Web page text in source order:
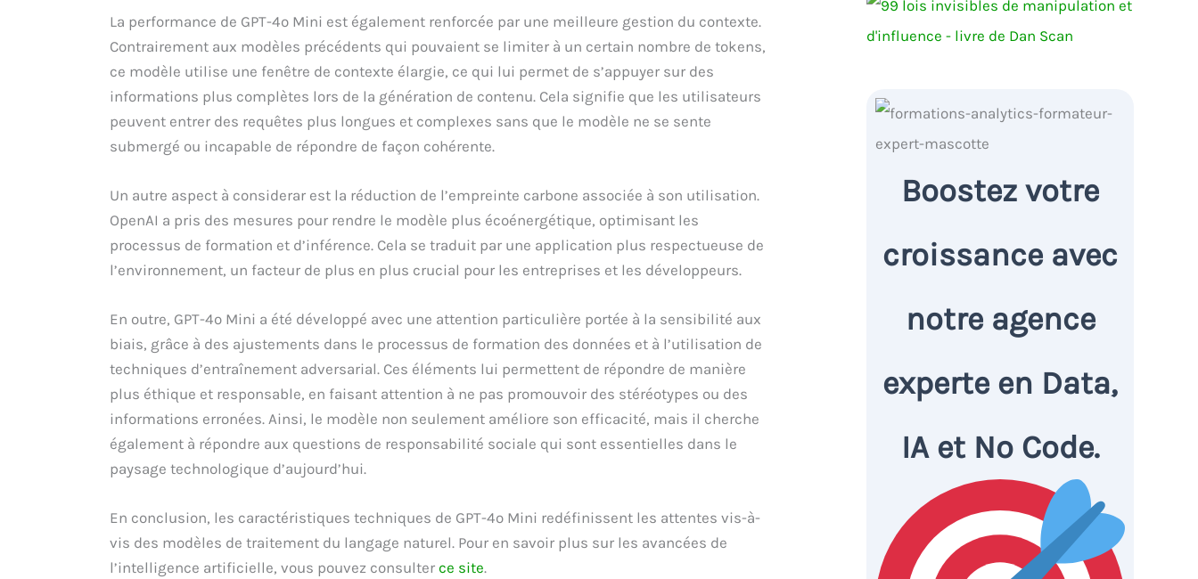
La performance de GPT-4o Mini est également renforcée par une meilleure gestion du contexte.
Contrairement aux modèles précédents qui pouvaient se limiter à un certain nombre de tokens,
ce modèle utilise une fenêtre de contexte élargie, ce qui lui permet de s’appuyer sur des
informations plus complètes lors de la génération de contenu. Cela signifie que les utilisateurs
peuvent entrer des requêtes plus longues et complexes sans que le modèle ne se sente
submergé ou incapable de répondre de façon cohérente.
Un autre aspect à considerar est la réduction de l’empreinte carbone associée à son utilisation.
OpenAI a pris des mesures pour rendre le modèle plus écoénergétique, optimisant les
processus de formation et d’inférence. Cela se traduit par une application plus respectueuse de
l’environnement, un facteur de plus en plus crucial pour les entreprises et les développeurs.
En outre, GPT-4o Mini a été développé avec une attention particulière portée à la sensibilité aux
biais, grâce à des ajustements dans le processus de formation des données et à l’utilisation de
techniques d’entraînement adversarial. Ces éléments lui permettent de répondre de manière
plus éthique et responsable, en faisant attention à ne pas promouvoir des stéréotypes ou des
informations erronées. Ainsi, le modèle non seulement améliore son efficacité, mais il cherche
également à répondre aux questions de responsabilité sociale qui sont essentielles dans le
paysage technologique d’aujourd’hui.
En conclusion, les caractéristiques techniques de GPT-4o Mini redéfinissent les attentes vis-à-
vis des modèles de traitement du langage naturel. Pour en savoir plus sur les avancées de
l’intelligence artificielle, vous pouvez consulter ce site.
Boostez votre
croissance avec
notre agence
experte en Data,
IA et No Code.